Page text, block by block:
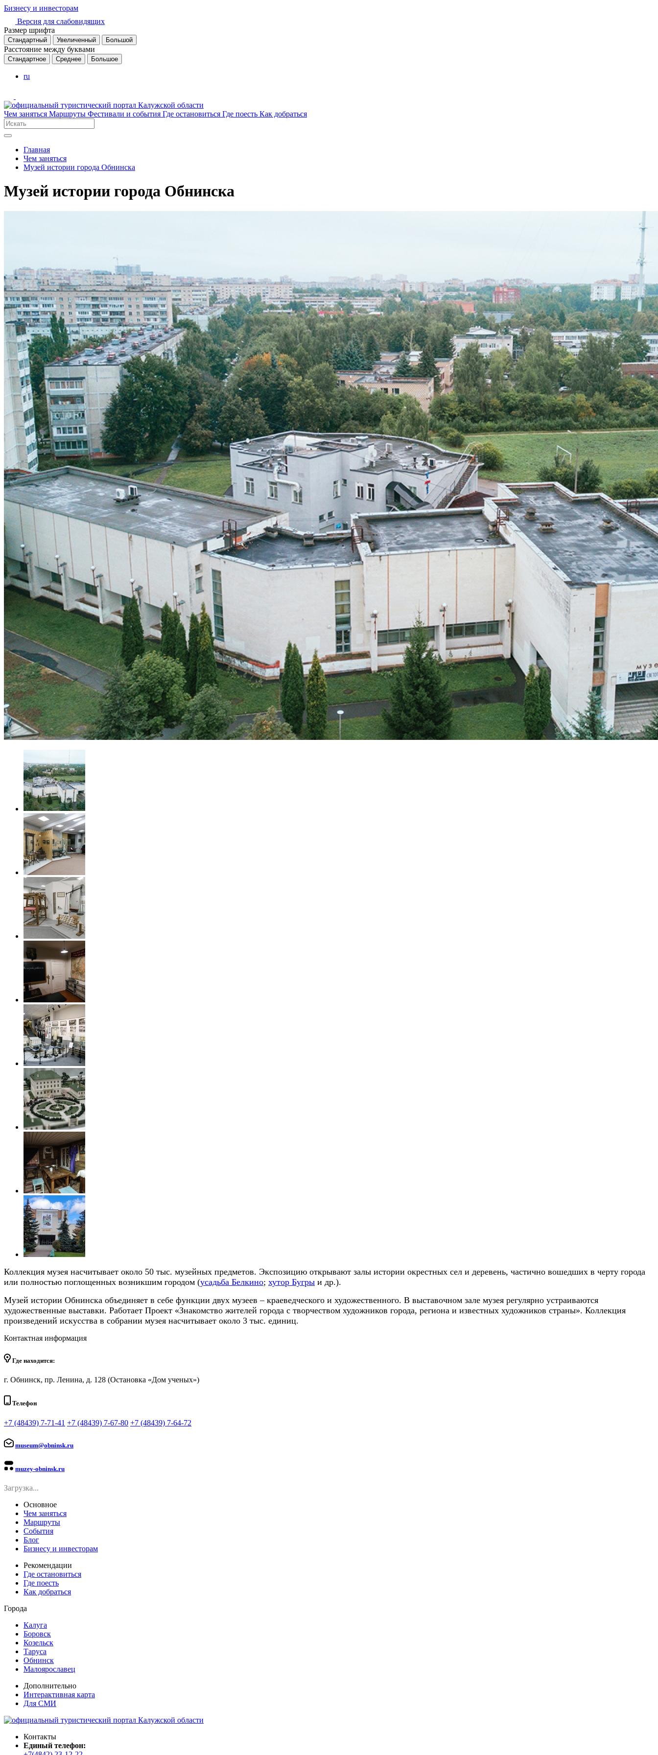
Бизнесу и инвесторам
Версия для слабовидящих
Размер шрифта
Стандартный Увеличенный Большой
Расстояние между буквами
Стандартное Среднее Большое
ru
Чем заняться Маршруты Фестивали и события Где остановиться Где поесть Как добраться
Главная
Чем заняться
Музей истории города Обнинска
Музей истории города Обнинска
Коллекция музея насчитывает около 50 тыс. музейных предметов. Экспозицию открывают залы истории окрестных сел и деревень, частично вошедших в черту города
или полностью поглощенных возникшим городом (усадьба Белкино; хутор Бугры и др.).
Музей истории Обнинска объединяет в себе функции двух музеев – краеведческого и художественного. В выставочном зале музея регулярно устраиваются
художественные выставки. Работает Проект «Знакомство жителей города с творчеством художников города, региона и известных художников страны». Коллекция
произведений искусства в собрании музея насчитывает около 3 тыс. единиц.
Контактная информация
Где находится:
г. Обнинск, пр. Ленина, д. 128 (Остановка «Дом ученых»)
Телефон
+7 (48439) 7-71-41 +7 (48439) 7-67-80 +7 (48439) 7-64-72
museum@obninsk.ru
muzey-obninsk.ru
Загрузка...
Основное
Чем заняться
Маршруты
События
Блог
Бизнесу и инвесторам
Рекомендации
Где остановиться
Где поесть
Как добраться
Города
Калуга
Боровск
Козельск
Таруса
Обнинск
Малоярославец
Дополнительно
Интерактивная карта
Для СМИ
Контакты
Единый телефон: